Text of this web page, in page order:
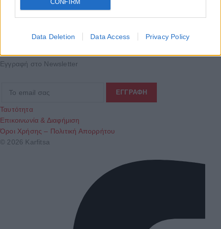
CONFIRM
Data Deletion Data Access Privacy Policy
ΕΝΗΜΕΡΩΣΟΥ ΠΡΩΤΟΣ
Εγγραφή στο Newsletter
Ταυτότητα
Επικοινωνία & Διαφήμιση
Όροι Χρήσης – Πολιτική Απορρήτου
© 2026 Karfitsa